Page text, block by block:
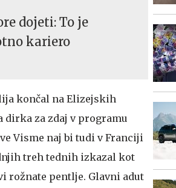
dojeti: To je
kariero
končal na Elizejskih
dirka za zdaj v programu
Visme naj bi tudi v Franciji
treh tednih izkazal kot
pentlje. Glavni adut